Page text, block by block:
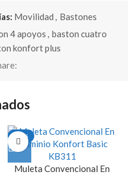
Movilidad , Bastones
4 apoyos , baston cuatro
konfort plus
-17%
Este
Muleta Convencional En